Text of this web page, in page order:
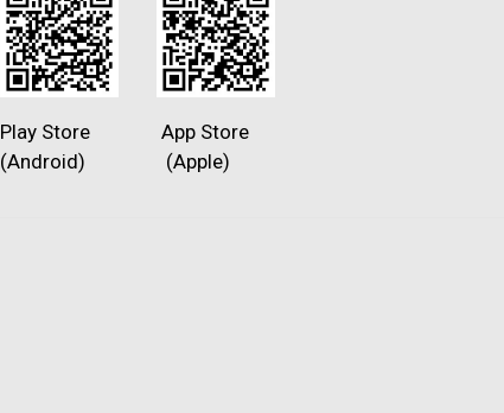
Play Store App Store
(Android) (Apple)